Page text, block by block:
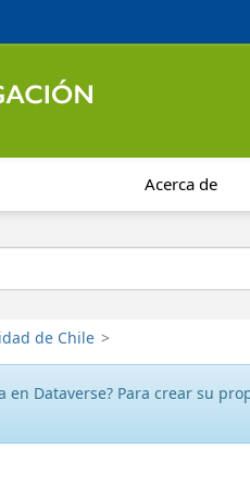
Acerca de
de Chile >
en Dataverse? Para crear su